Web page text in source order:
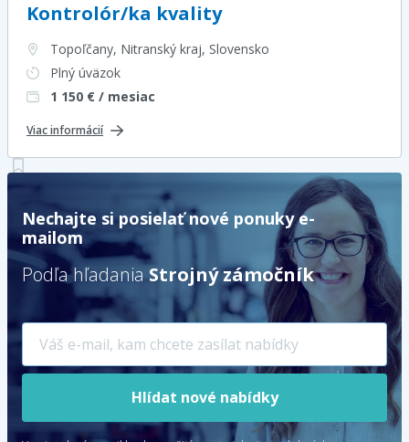
Kontrolór/ka kvality
Topoľčany, Nitranský kraj, Slovensko
Plný úväzok
1 150 € / mesiac
Viac informácií
Nechajte si posielať nové ponuky e-
mailom
Podľa hľadania Strojný zámočník
Hlídat nové nabídky